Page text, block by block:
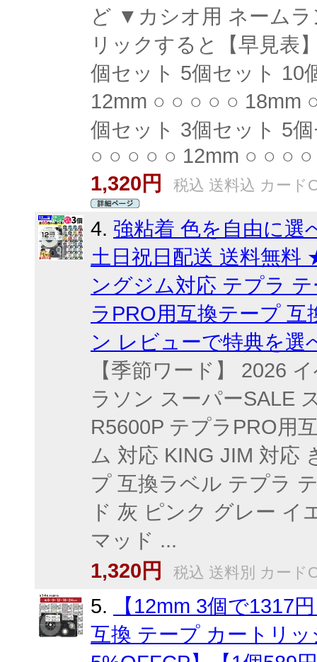
ど ▼カシオ用 ネームラ
リックすると【早見表
個セット 5個セット 10
12mm ○ ○ ○ ○ ○ 18mm
個セット 3個セット 5
○ ○ ○ ○ ○ 12mm ○ ○ ○
1,320円
税込 送料込 カード
4. 強粘着 色を自由に選
土日祝日配送 送料無
ングジム対応 テプラ
ラPRO用互換テープ
ン レビューで特典を選
【季節ワード】 2026
ラソン スーパーSALE
R5600P テプラPRO用
ム 対応 KING JIM 対応
プ 互換ラベル テプラ
ド 灰 ピンク グレー イ
マッド ...
1,320円
税込 送料別 カード
5.
【12mm 3個で1317
互換 テープ カートリ